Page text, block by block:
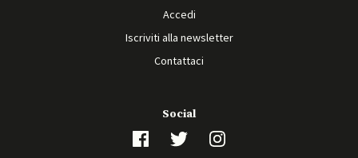
Accedi
Iscriviti alla newsletter
Contattaci
Social